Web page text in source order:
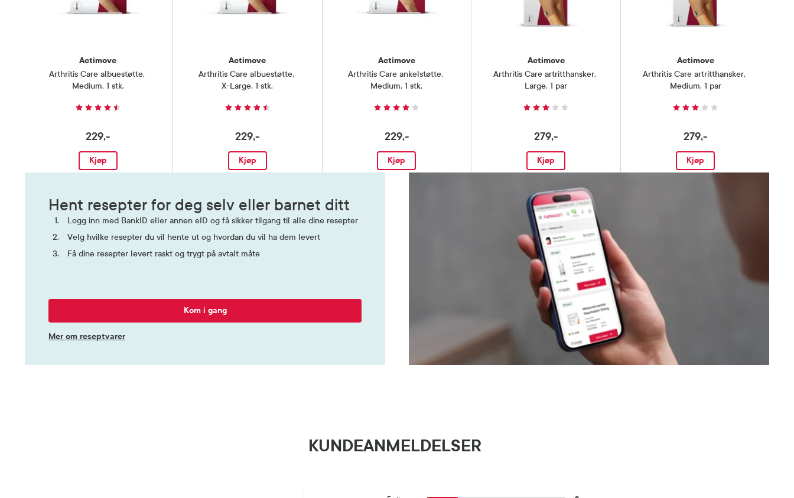
Actimove
Arthritis Care albuestøtte,
Medium, 1 stk.
229,-
Kjøp
Actimove
Arthritis Care albuestøtte,
X-Large, 1 stk.
229,-
Kjøp
Actimove
Arthritis Care ankelstøtte,
Medium, 1 stk.
229,-
Kjøp
Actimove
Arthritis Care artritthansker,
Large, 1 par
279,-
Kjøp
Actimove
Arthritis Care artritthansker,
Medium, 1 par
279,-
Kjøp
Hent resepter for deg selv eller barnet ditt
Logg inn med BankID eller annen eID og få sikker tilgang til alle dine resepter
Velg hvilke resepter du vil hente ut og hvordan du vil ha dem levert
Få dine resepter levert raskt og trygt på avtalt måte
Kom i gang
Mer om reseptvarer
KUNDEANMELDELSER